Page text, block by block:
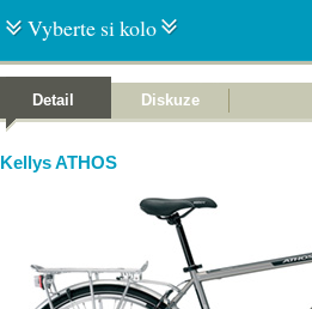
Vyberte si kolo
Detail Diskuze
Kellys ATHOS